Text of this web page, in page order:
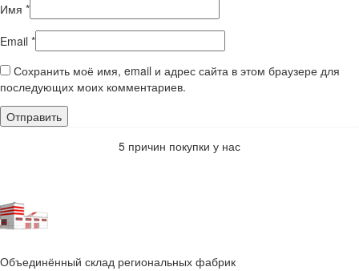
Имя *
Email *
Сохранить моё имя, email и адрес сайта в этом браузере для
последующих моих комментариев.
5 причин покупки у нас
Объединённый склад региональных фабрик